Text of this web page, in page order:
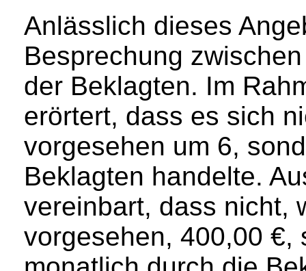
Anlässlich dieses
Besprechung
der Beklagten. Im
erörtert, dass es sich
vorgesehen um 6,
Beklagten handelte.
vereinbart, dass nicht,
vorgesehen, 400,00 €,